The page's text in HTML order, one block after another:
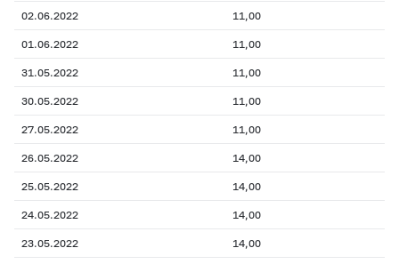
02.06.2022 11,00
01.06.2022 11,00
31.05.2022 11,00
30.05.2022 11,00
27.05.2022 11,00
26.05.2022 14,00
25.05.2022 14,00
24.05.2022 14,00
23.05.2022 14,00